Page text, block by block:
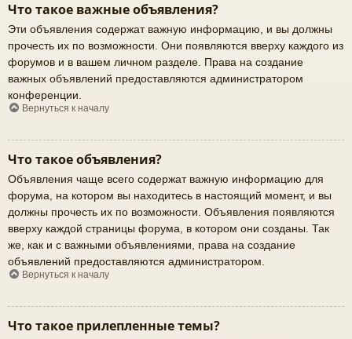
Что такое важные объявления?
Эти объявления содержат важную информацию, и вы должны
прочесть их по возможности. Они появляются вверху каждого из
форумов и в вашем личном разделе. Права на создание
важных объявлений предоставляются администратором
конференции.
Вернуться к началу
Что такое объявления?
Объявления чаще всего содержат важную информацию для
форума, на котором вы находитесь в настоящий момент, и вы
должны прочесть их по возможности. Объявления появляются
вверху каждой страницы форума, в котором они созданы. Так
же, как и с важными объявлениями, права на создание
объявлений предоставляются администратором.
Вернуться к началу
Что такое прилепленные темы?